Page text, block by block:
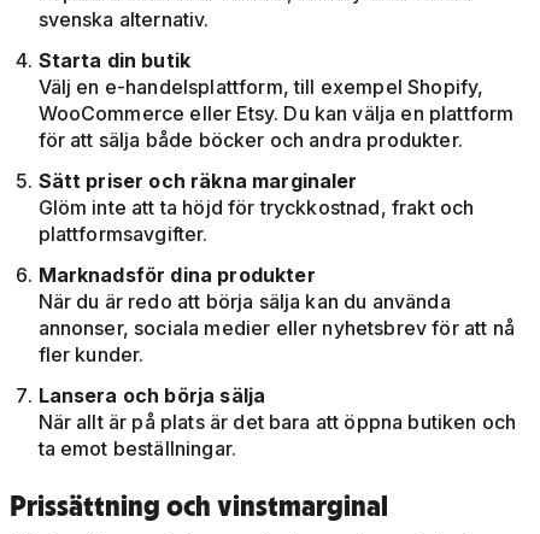
svenska alternativ.
Starta din butik
Välj en e-handelsplattform, till exempel Shopify,
WooCommerce eller Etsy. Du kan välja en plattform
för att sälja både böcker och andra produkter.
Sätt priser och räkna marginaler
Glöm inte att ta höjd för tryckkostnad, frakt och
plattformsavgifter.
Marknadsför dina produkter
När du är redo att börja sälja kan du använda
annonser, sociala medier eller nyhetsbrev för att nå
fler kunder.
Lansera och börja sälja
När allt är på plats är det bara att öppna butiken och
ta emot beställningar.
Prissättning och vinstmarginal